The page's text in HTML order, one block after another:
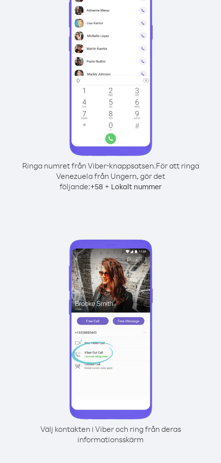
Ringa numret från Viber-knappsatsen.För att ringa
Venezuela från Ungern, gör det
följande:+58 + Lokalt nummer
Välj kontakten i Viber och ring från deras
informationsskärm